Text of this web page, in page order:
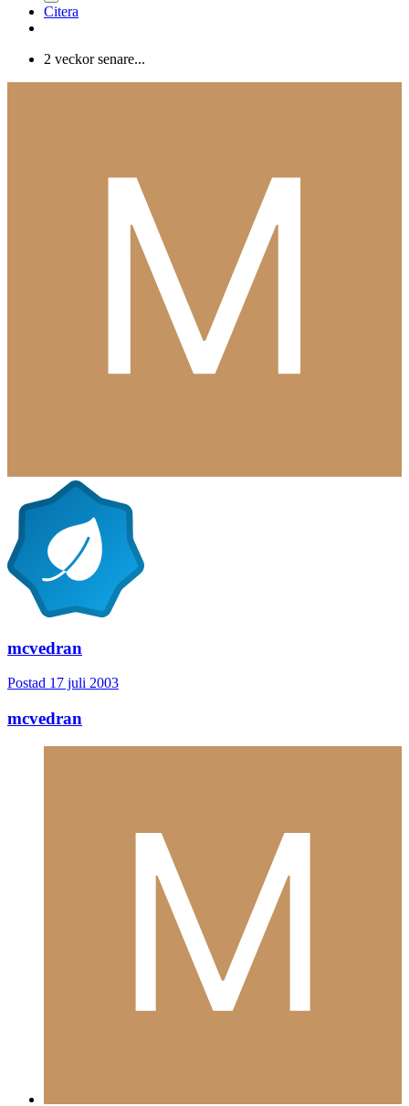
Citera
2 veckor senare...
mcvedran
Postad 17 juli 2003
mcvedran